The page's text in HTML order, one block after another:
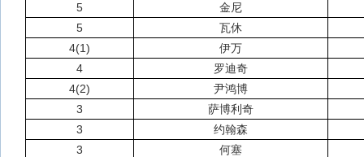
5
金尼
5
瓦休
4(1)
伊万
4
罗迪奇
4(2)
尹鸿博
3
萨博利奇
3
约翰森
3
何塞